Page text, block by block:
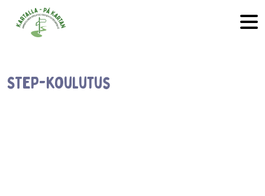
Hyppää sisältöön
STEP-koulutus